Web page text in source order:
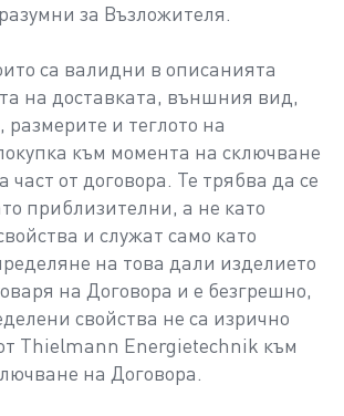
за Възложителя.
са валидни в описанията
на доставката, външния вид,
и теглото на
към момента на сключване
част от договора. Те трябва да се
приблизителни, а не като
и служат само като
на това дали изделието
на Договора и е безгрешно,
свойства не са изрично
Thielmann Energietechnik към
на Договора.